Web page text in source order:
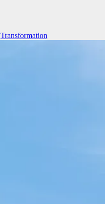
Transformation